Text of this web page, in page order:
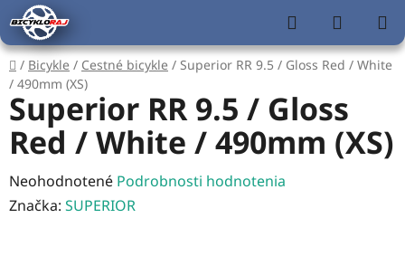
Prejsť
na
obsah
Hľadať
KOŠÍK
Domov
/ Bicykle / Cestné bicykle / Superior RR 9.5 / Gloss Red / White
/ 490mm (XS)
Superior RR 9.5 / Gloss
Red / White / 490mm (XS)
Priemerné
hodnotenie
Neohodnotené Podrobnosti hodnotenia
Značka: SUPERIOR